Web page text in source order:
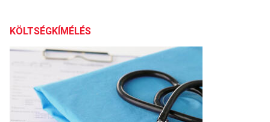
KÖLTSÉGKÍMÉLÉS